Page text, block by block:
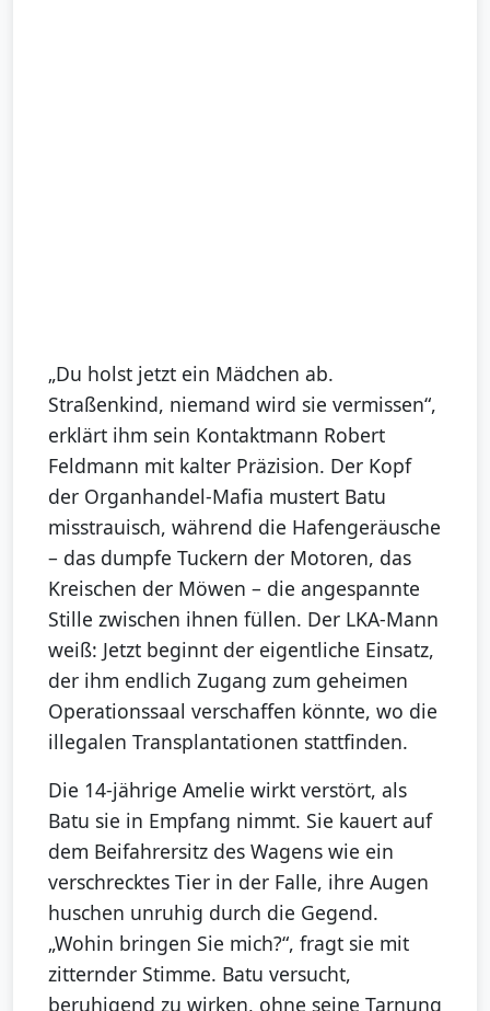
„Du holst jetzt ein Mädchen ab.
Straßenkind, niemand wird sie vermissen“,
erklärt ihm sein Kontaktmann Robert
Feldmann mit kalter Präzision. Der Kopf
der Organhandel-Mafia mustert Batu
misstrauisch, während die Hafengeräusche
– das dumpfe Tuckern der Motoren, das
Kreischen der Möwen – die angespannte
Stille zwischen ihnen füllen. Der LKA-Mann
weiß: Jetzt beginnt der eigentliche Einsatz,
der ihm endlich Zugang zum geheimen
Operationssaal verschaffen könnte, wo die
illegalen Transplantationen stattfinden.
Die 14-jährige Amelie wirkt verstört, als
Batu sie in Empfang nimmt. Sie kauert auf
dem Beifahrersitz des Wagens wie ein
verschrecktes Tier in der Falle, ihre Augen
huschen unruhig durch die Gegend.
„Wohin bringen Sie mich?“, fragt sie mit
zitternder Stimme. Batu versucht,
beruhigend zu wirken, ohne seine Tarnung